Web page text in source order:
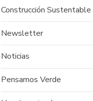
Construcción Sustentable
Newsletter
Noticias
Pensamos Verde